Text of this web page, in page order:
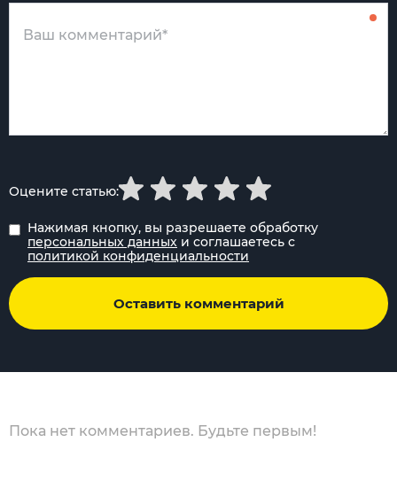
Нажимая кнопку, вы разрешаете обработку
персональных данных и соглашаетесь с
политикой конфиденциальности
Оставить комментарий
Оцените статью:
Пока нет комментариев. Будьте первым!